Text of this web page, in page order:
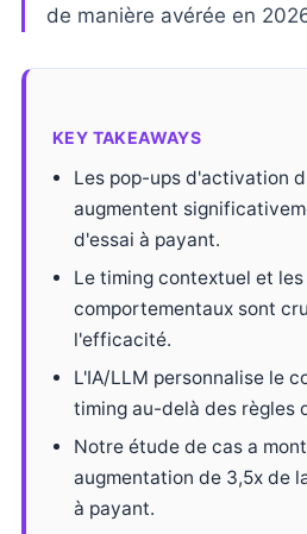
de manière avérée en
KEY TAKEAWAYS
Les pop-ups d'activation
augmentent
d'essai à payant.
Le timing contextuel et
comportementaux sont
l'efficacité.
L'IA/LLM personnalise le
timing au-delà des règles
Notre étude de cas a
augmentation de 3,5x de
à payant.